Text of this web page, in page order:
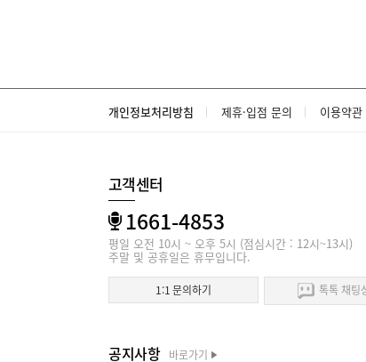
개인정보처리방침 제휴·입점 문의 이용약관
고객센터
1661-4853
평일 오전 10시 ~ 오후 5시 (점심시간 : 12시~13시)
주말 및 공휴일은 휴무입니다.
1:1 문의하기 톡톡 채팅
공지사항 바로가기